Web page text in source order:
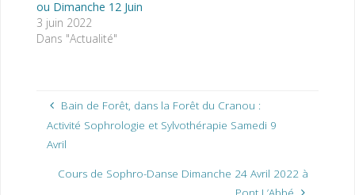
ou Dimanche 12 Juin
3 juin 2022
Dans "Actualité"
Bain de Forêt, dans la Forêt du Cranou :
Activité Sophrologie et Sylvothérapie Samedi 9
Avril
Cours de Sophro-Danse Dimanche 24 Avril 2022 à